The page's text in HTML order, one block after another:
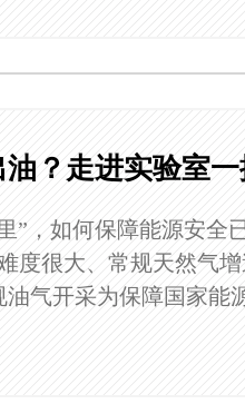
？走进实验室一
”，如何保障能源安全
度很大、常规天然气
气开采为保障国家能